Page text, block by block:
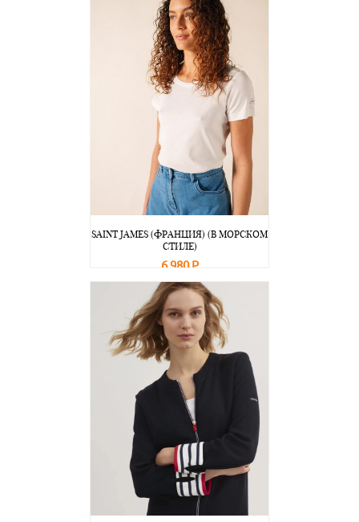
SAINT JAMES (ФРАНЦИЯ) (В МОРСКОМ
СТИЛЕ)
6 980 Р
В корзину Подробнее